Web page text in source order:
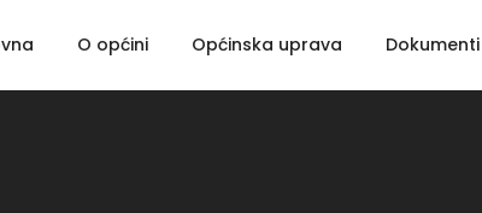
O općini Općinska uprava Dokumenti